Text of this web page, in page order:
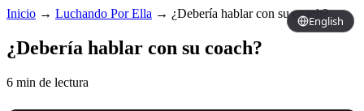
English
Inicio → Luchando Por Ella → ¿Debería hablar con su coach?
¿Debería hablar con su coach?
6 min de lectura